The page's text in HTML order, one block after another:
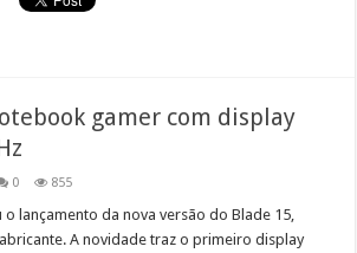
gamer com display
0 855
o lançamento da nova versão do Blade 15,
A novidade traz o primeiro display